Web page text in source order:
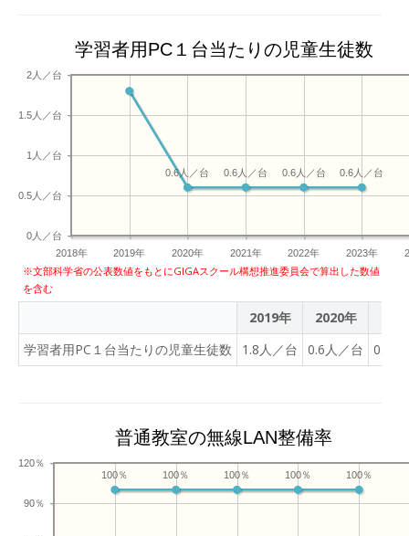
学習者用PC１台当たりの児童生徒数
2018年 2019年 2020年 2021年 2022年 2023年
0人／台
0.5人／台
1人／台
1.5人／台
2人／台
0.6人／台
0.6人／台
0.6人／台
0.6人／台
※文部科学省の公表数値をもとにGIGAスクール構想推進委員会で算出した数値
を含む
2019年 2020年
学習者用PC１台当たりの児童生徒数
1.8人／台 0.6人／台 0.6人
普通教室の無線LAN整備率
90％
120％
100％
100％
100％
100％
100％